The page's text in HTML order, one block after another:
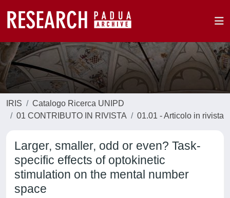
IRIS
Catalogo Ricerca UNIPD
01 CONTRIBUTO IN RIVISTA
01.01 - Articolo in rivista
Larger, smaller, odd or even? Task-
specific effects of optokinetic
stimulation on the mental number
space